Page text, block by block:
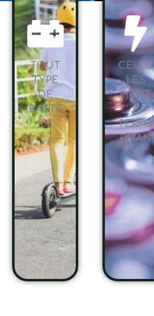
TOUT
TYPE
DE
BATTE
RIE
CELLU
LES
HAUT
E
PERFO
RMAN
CE